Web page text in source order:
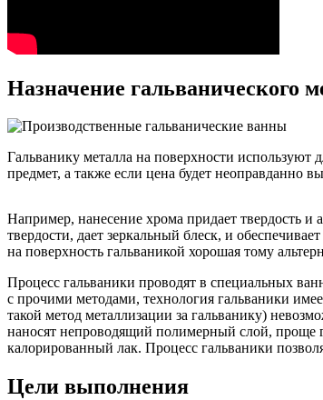
Назначение гальванического
Гальванику металла на поверхности используют
предмет, а также если цена будет неоправданно
Например, нанесение хрома придает твердость
твердости, дает зеркальный блеск, и
на поверхность гальваникой хорошая тому
Процесс гальваники проводят в специальных
с прочими методами, технология гальваники
такой метод металлизации за гальванику)
наносят непроводящий полимерный слой, проще
калорированный лак. Процесс гальваники
Цели выполнения